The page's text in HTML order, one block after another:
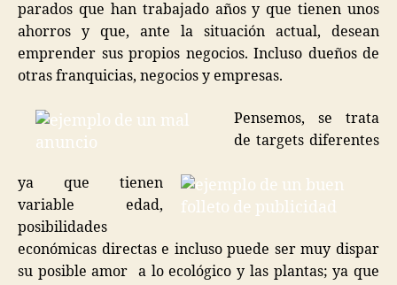
parados que han trabajado años y que tienen unos
ahorros y que, ante la situación actual, desean
emprender sus propios negocios. Incluso dueños de
otras franquicias, negocios y empresas.
Pensemos, se trata
de targets diferentes
ya que tienen
variable edad,
posibilidades
económicas directas e incluso puede ser muy dispar
su posible amor a lo ecológico y las plantas; ya que